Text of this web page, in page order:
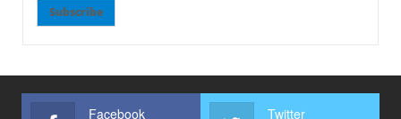
Subscribe
Facebook Twitter